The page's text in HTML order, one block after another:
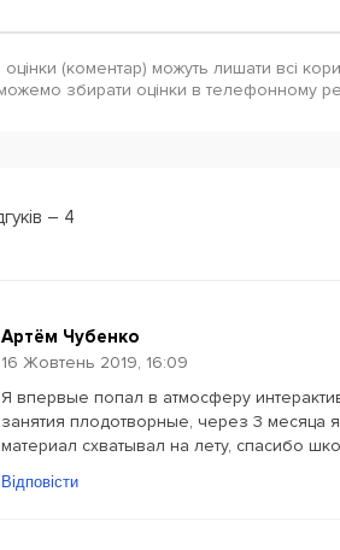
оцінки (коментар) можуть лишати всі
збирати оцінки в телефонному
– 4
Артём Чубенко
16 Жовтень 2019, 16:09
Я впервые попал в атмосферу
занятия плодотворные, через 3 месяца
материал схватывал на лету, спасибо
Відповісти